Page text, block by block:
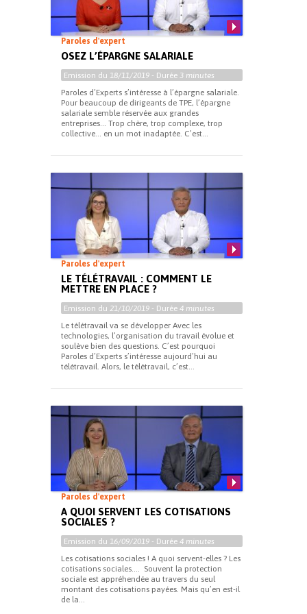
Paroles d'expert
OSEZ L’ÉPARGNE SALARIALE
Emission du 18/11/2019 - Durée 3 minutes
Paroles d’Experts s’intéresse à l’épargne salariale.
Pour beaucoup de dirigeants de TPE, l’épargne
salariale semble réservée aux grandes
entreprises… Trop chère, trop complexe, trop
collective… en un mot inadaptée. C’est...
Paroles d'expert
LE TÉLÉTRAVAIL : COMMENT LE
METTRE EN PLACE ?
Emission du 21/10/2019 - Durée 4 minutes
Le télétravail va se développer Avec les
technologies, l’organisation du travail évolue et
soulève bien des questions. C’est pourquoi
Paroles d’Experts s’intéresse aujourd’hui au
télétravail. Alors, le télétravail, c’est...
Paroles d'expert
A QUOI SERVENT LES COTISATIONS
SOCIALES ?
Emission du 16/09/2019 - Durée 4 minutes
Les cotisations sociales ! A quoi servent-elles ? Les
cotisations sociales…. Souvent la protection
sociale est appréhendée au travers du seul
montant des cotisations payées. Mais qu’en est-il
de la...